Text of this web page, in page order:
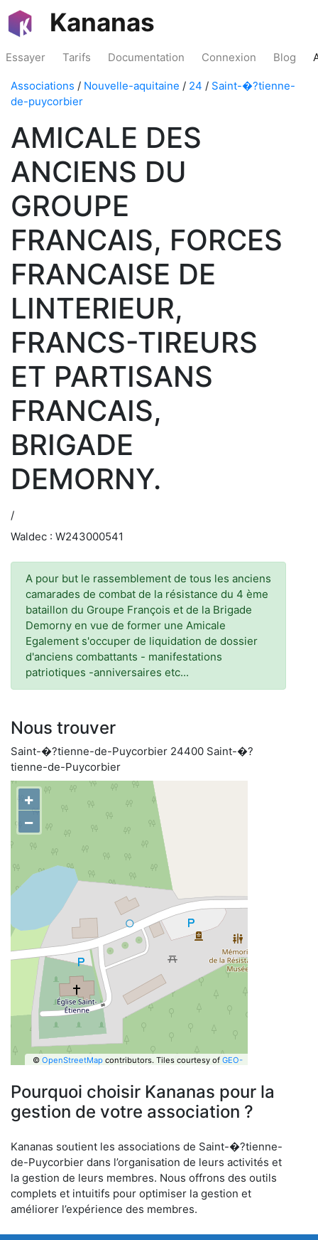
Kananas
Essayer Tarifs Documentation Connexion Blog
Associations / Nouvelle-aquitaine / 24 / Saint-�?tienne-
de-puycorbier
AMICALE DES
ANCIENS DU
GROUPE
FRANCAIS, FORCES
FRANCAISE DE
LINTERIEUR,
FRANCS-TIREURS
ET PARTISANS
FRANCAIS,
BRIGADE
DEMORNY.
/
Waldec : W243000541
A pour but le rassemblement de tous les anciens
camarades de combat de la résistance du 4 ème
bataillon du Groupe François et de la Brigade
Demorny en vue de former une Amicale
Egalement s'occuper de liquidation de dossier
d'anciens combattants - manifestations
patriotiques -anniversaires etc...
Nous trouver
Saint-�?tienne-de-Puycorbier 24400 Saint-�?
tienne-de-Puycorbier
+
−
© OpenStreetMapcontributors. Tiles courtesy of GEO-
Pourquoi choisir Kananas pour la
gestion de votre association ?
Kananas soutient les associations de Saint-�?tienne-
de-Puycorbier dans l’organisation de leurs activités et
la gestion de leurs membres. Nous offrons des outils
complets et intuitifs pour optimiser la gestion et
améliorer l’expérience des membres.